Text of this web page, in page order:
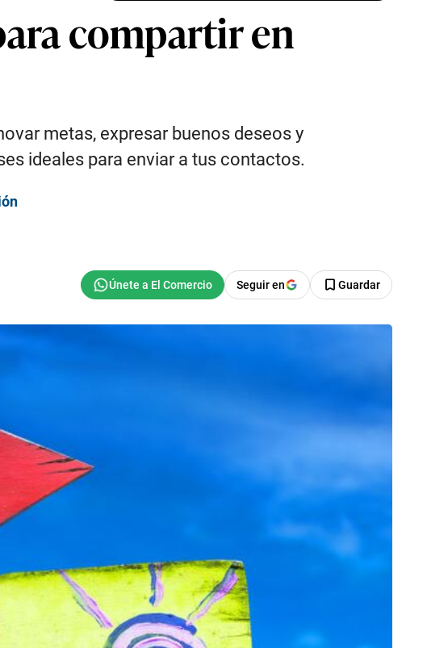
compartir en
metas, expresar buenos deseos y
ideales para enviar a tus contactos.
Seguir en Guardar